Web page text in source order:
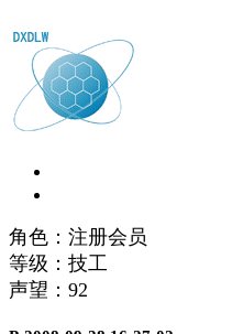
角色：注册会员
等级：技工
声望： 92